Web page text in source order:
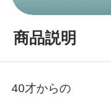
商品説明
40才からの